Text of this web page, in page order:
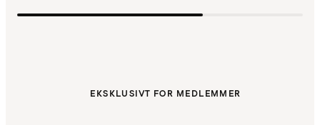
EKSKLUSIVT FOR MEDLEMMER